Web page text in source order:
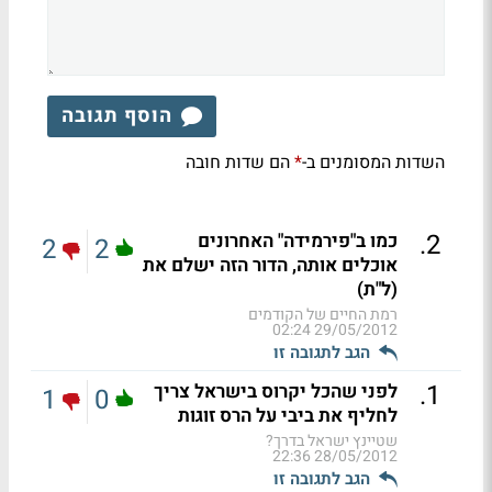
הוסף תגובה
השדות המסומנים ב-*הם שדות חובה
2
.
כמו ב"פירמידה" האחרונים
אוכלים אותה, הדור הזה ישלם את
(ל"ת)
רמת החיים של הקודמים
29/05/2012 02:24
הגב לתגובה זו
2
2
1
.
לפני שהכל יקרוס בישראל צריך
לחליף את ביבי על הרס זוגות
שטיינץ ישראל בדרך?
28/05/2012 22:36
הגב לתגובה זו
0
1